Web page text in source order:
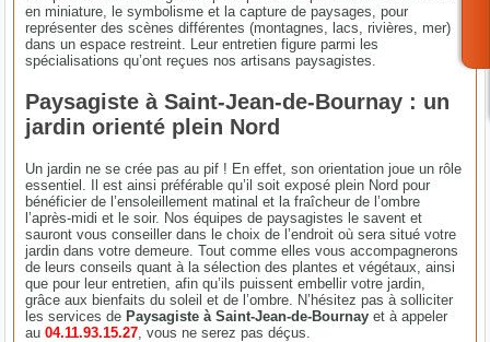
en miniature, le symbolisme et la capture de paysages, pour
représenter des scènes différentes (montagnes, lacs, rivières, mer)
dans un espace restreint. Leur entretien figure parmi les
spécialisations qu’ont reçues nos artisans paysagistes.
Paysagiste à Saint-Jean-de-Bournay : un
jardin orienté plein Nord
Un jardin ne se crée pas au pif ! En effet, son orientation joue un rôle
essentiel. Il est ainsi préférable qu’il soit exposé plein Nord pour
bénéficier de l’ensoleillement matinal et la fraîcheur de l’ombre
l’après-midi et le soir. Nos équipes de paysagistes le savent et
sauront vous conseiller dans le choix de l’endroit où sera situé votre
jardin dans votre demeure. Tout comme elles vous accompagnerons
de leurs conseils quant à la sélection des plantes et végétaux, ainsi
que pour leur entretien, afin qu’ils puissent embellir votre jardin,
grâce aux bienfaits du soleil et de l’ombre. N’hésitez pas à solliciter
les services dePaysagiste à Saint-Jean-de-Bournayet à appeler
au04.11.93.15.27 , vous ne serez pas déçus.